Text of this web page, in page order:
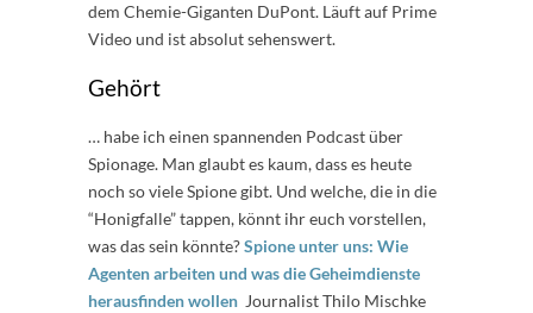
dem Chemie-Giganten DuPont. Läuft auf Prime
Video und ist absolut sehenswert.
Gehört
… habe ich einen spannenden Podcast über
Spionage. Man glaubt es kaum, dass es heute
noch so viele Spione gibt. Und welche, die in die
“Honigfalle” tappen, könnt ihr euch vorstellen,
was das sein könnte?Spione unter uns: Wie
Agenten arbeiten und was die Geheimdienste
herausfinden wollen Journalist Thilo Mischke